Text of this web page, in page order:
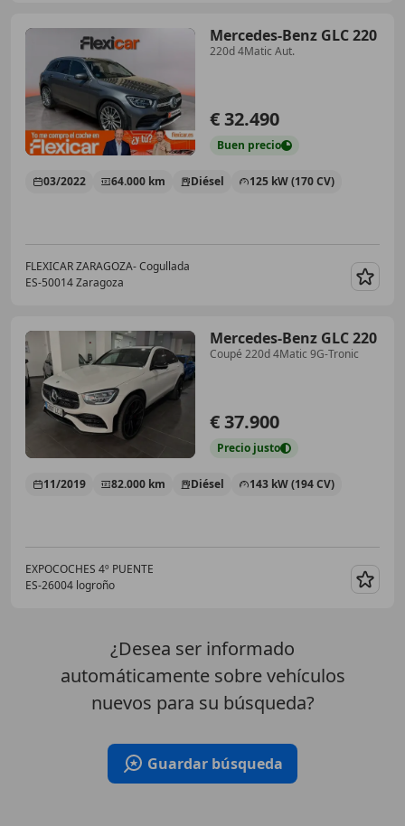
Mercedes-Benz GLC 220
220d 4Matic Aut.
€ 32.490
Buen precio
03/2022 64.000 km Diésel 125 kW (170 CV)
FLEXICAR ZARAGOZA- Cogullada
ES-50014 Zaragoza
Mercedes-Benz GLC 220
Coupé 220d 4Matic 9G-Tronic
€ 37.900
Precio justo
11/2019 82.000 km Diésel 143 kW (194 CV)
EXPOCOCHES 4º PUENTE
ES-26004 logroño
¿Desea ser informado
automáticamente sobre vehículos
nuevos para su búsqueda?
Guardar búsqueda